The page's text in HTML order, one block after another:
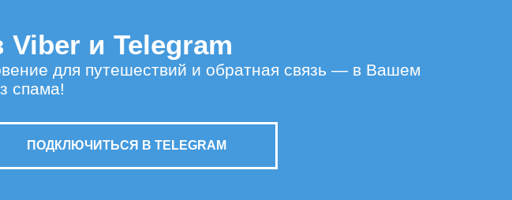
и Telegram
для путешествий и обратная связь — в Вашем
спама!
ПОДКЛЮЧИТЬСЯ В TELEGRAM